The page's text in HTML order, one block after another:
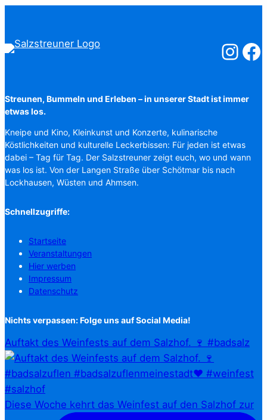
Streunen, Bummeln und Erleben – in unserer Stadt ist immer
etwas los.
Kneipe und Kino, Kleinkunst und Konzerte, kulinarische
Köstlichkeiten und kulturelle Leckerbissen: Für jeden ist etwas
dabei – Tag für Tag. Der Salzstreuner zeigt euch, wo und wann
was los ist. Von der Langen Straße über Schötmar bis nach
Lockhausen, Wüsten und Ahmsen.
Schnellzugriffe:
Startseite
Veranstaltungen
Hier werben
Impressum
Datenschutz
Nichts verpassen: Folge uns auf Social Media!
Auftakt des Weinfests auf dem Salzhof. 🍷 #badsalz
Diese Woche kehrt das Weinfest auf den Salzhof zur